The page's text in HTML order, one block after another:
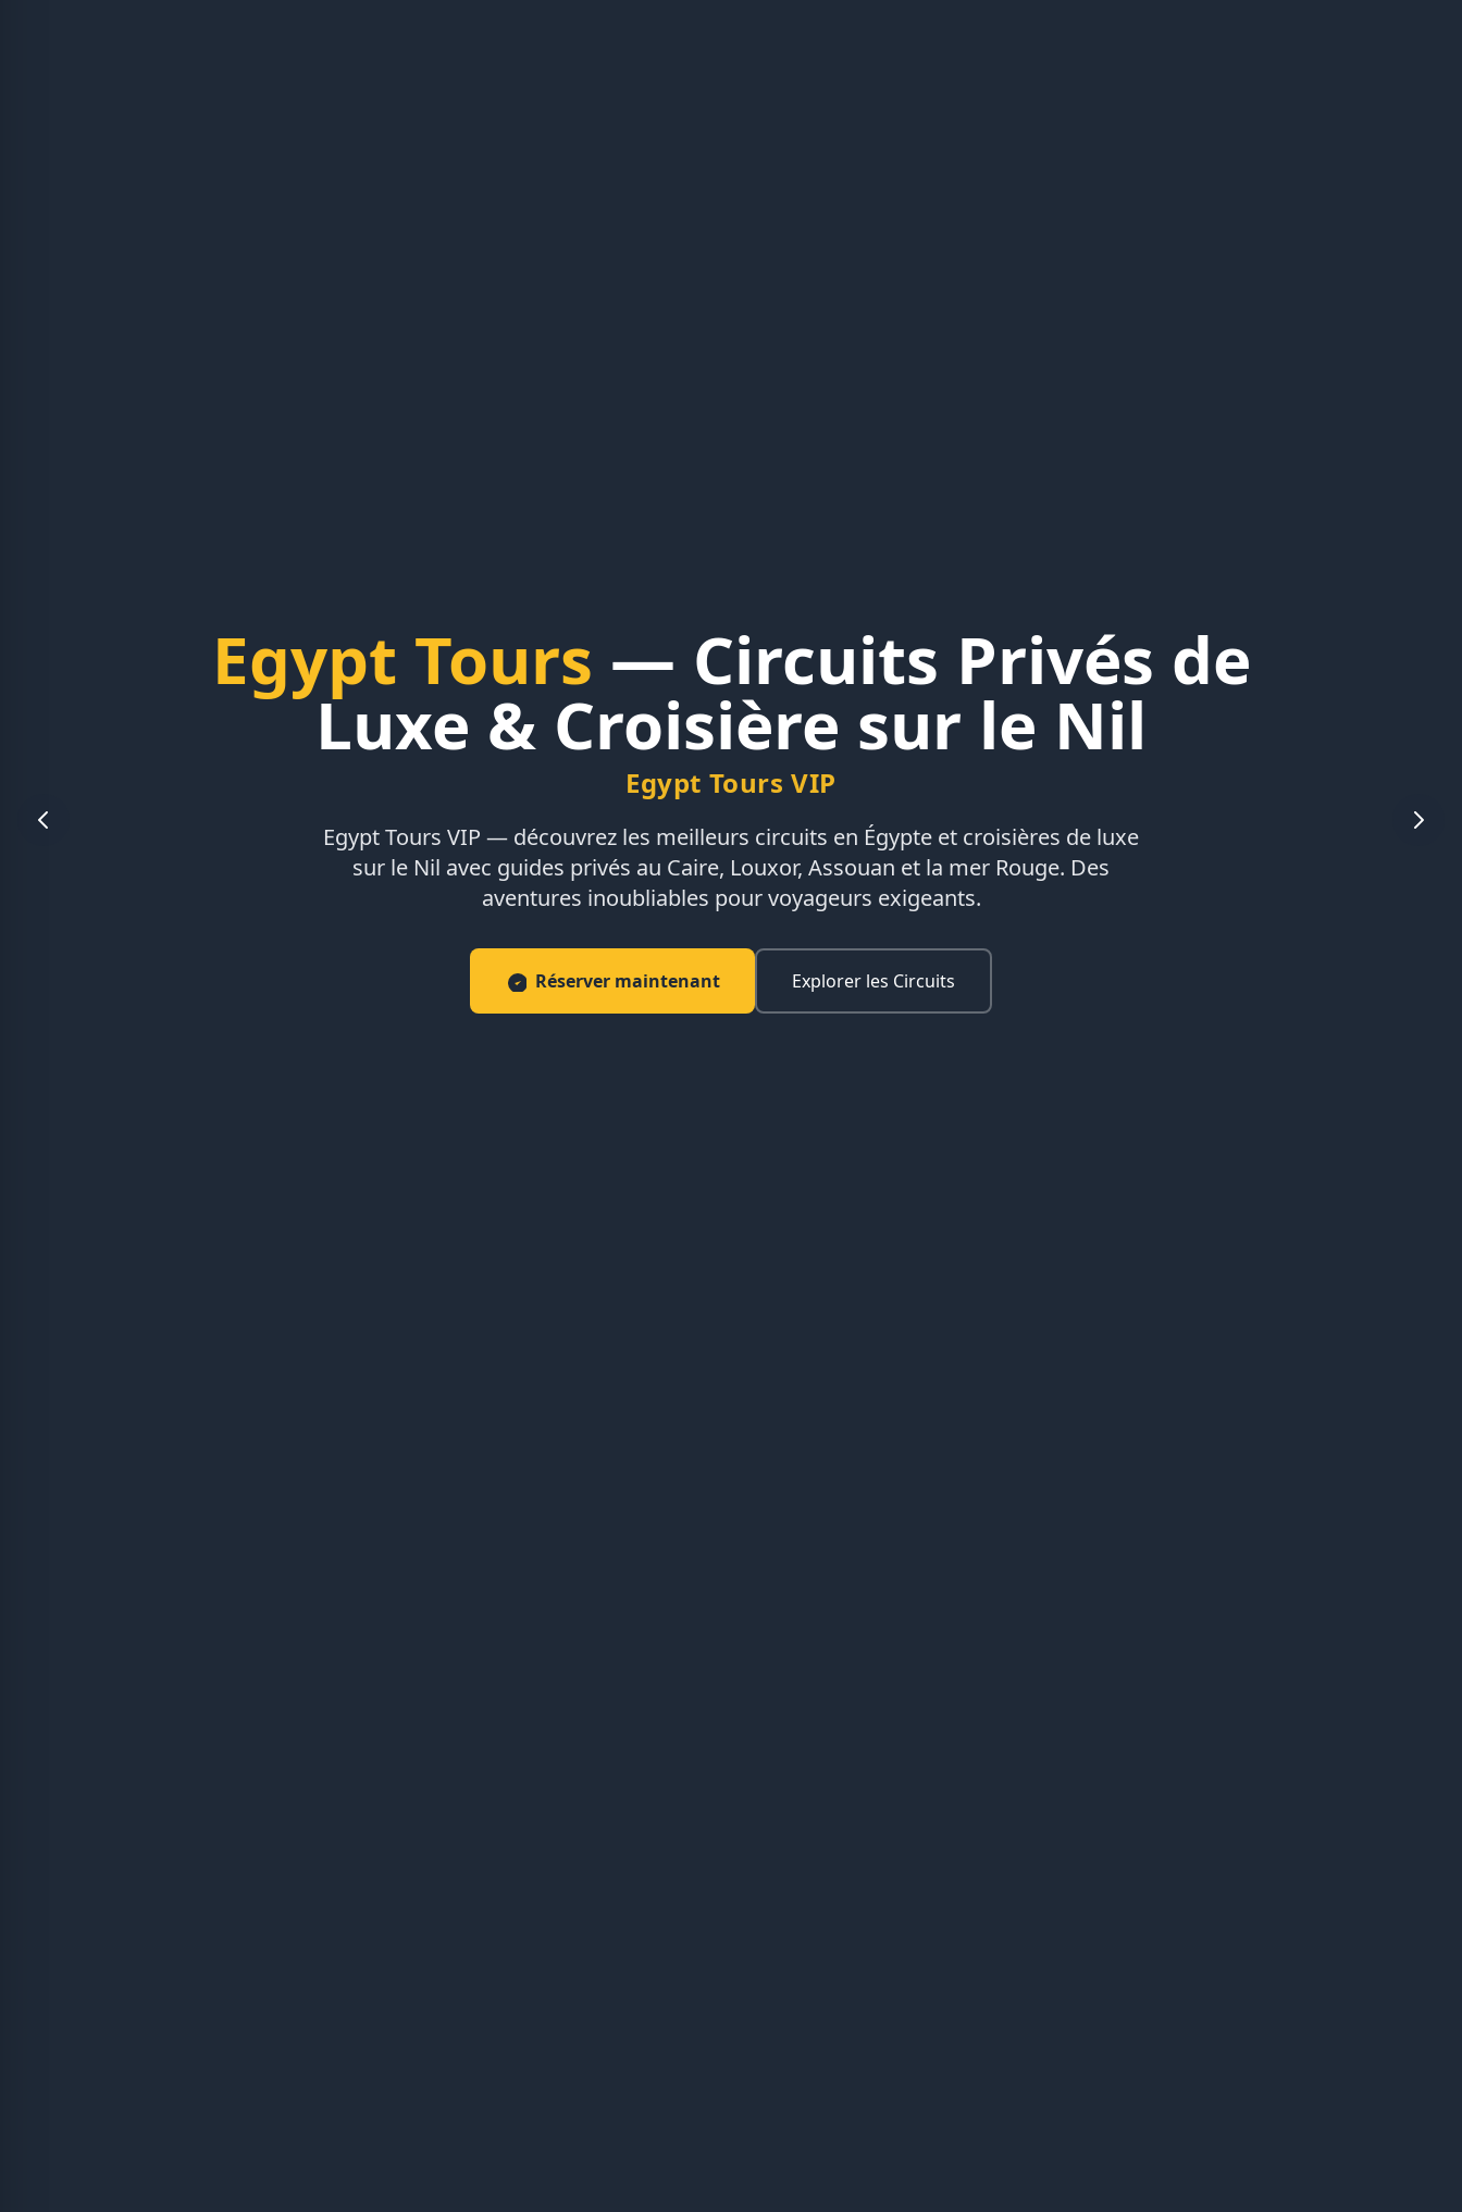
Egypt Tours — Circuits Privés de
Luxe & Croisière sur le Nil
Egypt Tours VIP
Egypt Tours VIP — découvrez les meilleurs circuits en Égypte et croisières de luxe
sur le Nil avec guides privés au Caire, Louxor, Assouan et la mer Rouge. Des
aventures inoubliables pour voyageurs exigeants.
Réserver maintenant Explorer les Circuits